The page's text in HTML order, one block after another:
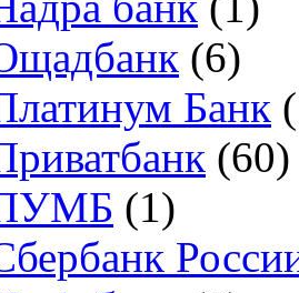
(6)
Банк
(60)
(1)